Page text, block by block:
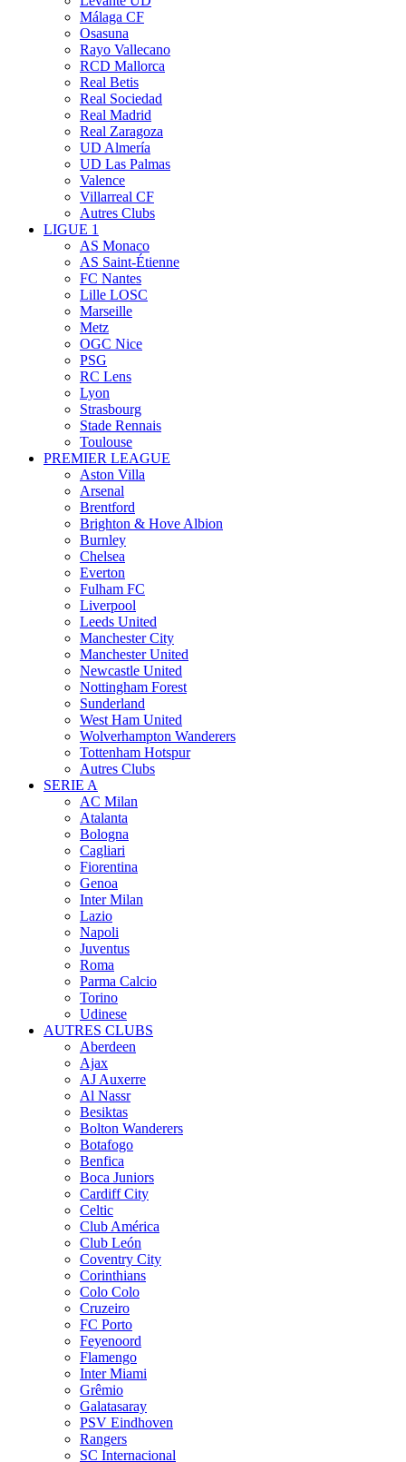
Málaga CF
Osasuna
Rayo Vallecano
RCD Mallorca
Real Betis
Real Sociedad
Real Madrid
Real Zaragoza
UD Almería
UD Las Palmas
Valence
Villarreal CF
Autres Clubs
LIGUE 1
AS Monaco
AS Saint-Étienne
FC Nantes
Lille LOSC
Marseille
Metz
OGC Nice
PSG
RC Lens
Lyon
Strasbourg
Stade Rennais
Toulouse
PREMIER LEAGUE
Aston Villa
Arsenal
Brentford
Brighton & Hove Albion
Burnley
Chelsea
Everton
Fulham FC
Liverpool
Leeds United
Manchester City
Manchester United
Newcastle United
Nottingham Forest
Sunderland
West Ham United
Wolverhampton Wanderers
Tottenham Hotspur
Autres Clubs
SERIE A
AC Milan
Atalanta
Bologna
Cagliari
Fiorentina
Genoa
Inter Milan
Lazio
Napoli
Juventus
Roma
Parma Calcio
Torino
Udinese
AUTRES CLUBS
Aberdeen
Ajax
AJ Auxerre
Al Nassr
Besiktas
Bolton Wanderers
Botafogo
Benfica
Boca Juniors
Cardiff City
Celtic
Club América
Club León
Coventry City
Corinthians
Colo Colo
Cruzeiro
FC Porto
Feyenoord
Flamengo
Inter Miami
Grêmio
Galatasaray
PSV Eindhoven
Rangers
SC Internacional